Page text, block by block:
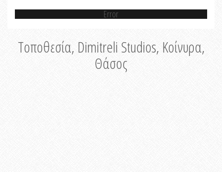
Error
Τοποθεσία, Dimitreli Studios, Κοίνυρα,
Θάσος